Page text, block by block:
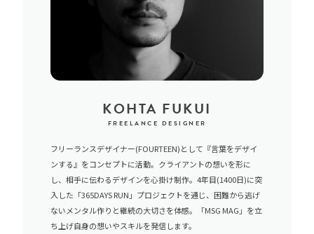
KOHTA FUKUI
FREELANCE DESIGNER
フリーランスデザイナー(FOURTEEN)として『言葉をデザイ
ンする』をコンセプトに活動。クライアントの想いを形に
し、相手に伝わるデザインを心掛け制作。4年目(1400日)に突
入した「365DAYS RUN」プロジェクトを通じ、困難から逃げ
ないメンタル作りと継続の大切さを体感。「MSG MAG」を立
ち上げ自身の想いやスキルを発信します。